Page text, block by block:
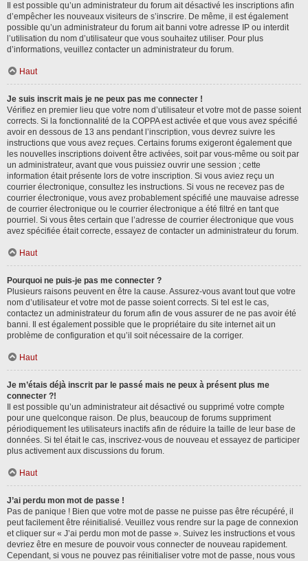
Il est possible qu’un administrateur du forum ait désactivé les inscriptions afin
d’empêcher les nouveaux visiteurs de s’inscrire. De même, il est également
possible qu’un administrateur du forum ait banni votre adresse IP ou interdit
l’utilisation du nom d’utilisateur que vous souhaitez utiliser. Pour plus
d’informations, veuillez contacter un administrateur du forum.
Haut
Je suis inscrit mais je ne peux pas me connecter !
Vérifiez en premier lieu que votre nom d’utilisateur et votre mot de passe soient
corrects. Si la fonctionnalité de la COPPA est activée et que vous avez spécifié
avoir en dessous de 13 ans pendant l’inscription, vous devrez suivre les
instructions que vous avez reçues. Certains forums exigeront également que
les nouvelles inscriptions doivent être activées, soit par vous-même ou soit par
un administrateur, avant que vous puissiez ouvrir une session ; cette
information était présente lors de votre inscription. Si vous aviez reçu un
courrier électronique, consultez les instructions. Si vous ne recevez pas de
courrier électronique, vous avez probablement spécifié une mauvaise adresse
de courrier électronique ou le courrier électronique a été filtré en tant que
pourriel. Si vous êtes certain que l’adresse de courrier électronique que vous
avez spécifiée était correcte, essayez de contacter un administrateur du forum.
Haut
Pourquoi ne puis-je pas me connecter ?
Plusieurs raisons peuvent en être la cause. Assurez-vous avant tout que votre
nom d’utilisateur et votre mot de passe soient corrects. Si tel est le cas,
contactez un administrateur du forum afin de vous assurer de ne pas avoir été
banni. Il est également possible que le propriétaire du site internet ait un
problème de configuration et qu’il soit nécessaire de la corriger.
Haut
Je m’étais déjà inscrit par le passé mais ne peux à présent plus me
connecter ?!
Il est possible qu’un administrateur ait désactivé ou supprimé votre compte
pour une quelconque raison. De plus, beaucoup de forums suppriment
périodiquement les utilisateurs inactifs afin de réduire la taille de leur base de
données. Si tel était le cas, inscrivez-vous de nouveau et essayez de participer
plus activement aux discussions du forum.
Haut
J’ai perdu mon mot de passe !
Pas de panique ! Bien que votre mot de passe ne puisse pas être récupéré, il
peut facilement être réinitialisé. Veuillez vous rendre sur la page de connexion
et cliquer sur « J’ai perdu mon mot de passe ». Suivez les instructions et vous
devriez être en mesure de pouvoir vous connecter de nouveau rapidement.
Cependant, si vous ne pouvez pas réinitialiser votre mot de passe, nous vous